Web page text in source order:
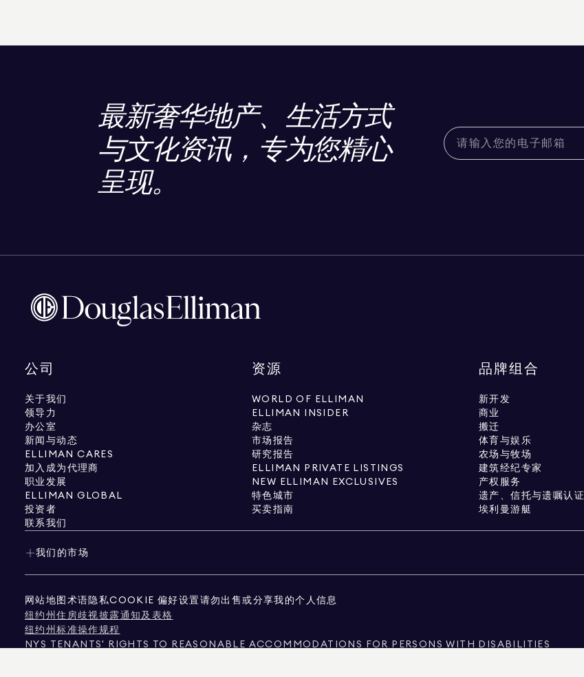
最新奢华地产、生活方式
与文化资讯，专为您精心
呈现。
公司
关于我们
领导力
办公室
新闻与动态
ELLIMAN CARES
加入成为代理商
职业发展
ELLIMAN GLOBAL
投资者
联系我们
资源
WORLD OF ELLIMAN
ELLIMAN INSIDER
杂志
市场报告
研究报告
ELLIMAN PRIVATE LISTINGS
NEW ELLIMAN EXCLUSIVES
特色城市
买卖指南
品牌组合
新开发
商业
搬迁
体育与娱乐
农场与牧场
建筑经纪专家
产权服务
遗产、信托与遗嘱认证
埃利曼游艇
我们的市场
网站地图 术语 隐私COOKIE 偏好设置请勿出售或分享我的个人信息
纽约州住房歧视披露通知及表格
纽约州标准操作规程
NYS TENANTS' RIGHTS TO REASONABLE ACCOMMODATIONS FOR PERSONS WITH DISABILITIES